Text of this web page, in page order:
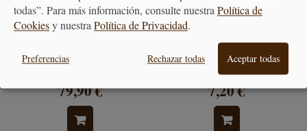
Escanciador Eléctrico para
79,90 €
Jarra Sake Avalon
7,20 €
todas”. Para más información, consulte nuestra Política de
Cookiesy nuestra Política de Privacidad.
Preferencias Rechazar todas Aceptar todas